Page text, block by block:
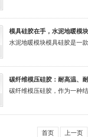
模具硅胶在手，水泥地暖模
水泥地暖模块模具硅胶是一
碳纤维模压硅胶：耐高温、
碳纤维模压硅胶，作为一种
首页 上一页